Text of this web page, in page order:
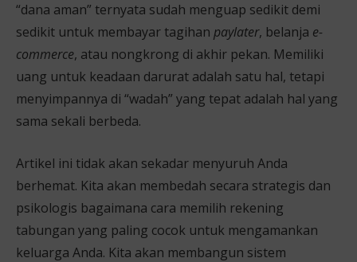
“dana aman” ternyata sudah menguap sedikit demi
sedikit untuk membayar tagihan paylater, belanja e-
commerce, atau nongkrong di akhir pekan. Memiliki
uang untuk keadaan darurat adalah satu hal, tetapi
menyimpannya di “wadah” yang tepat adalah hal yang
sama sekali berbeda.
Artikel ini tidak akan sekadar menyuruh Anda
berhemat. Kita akan membedah secara strategis dan
psikologis bagaimana cara memilih rekening
tabungan yang paling cocok untuk mengamankan
keluarga Anda. Kita akan membangun sistem